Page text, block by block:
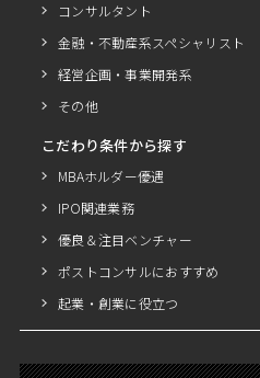
コンサルタント
金融・不動産系スペシャリスト
経営企画・事業開発系
その他
こだわり条件から探す
MBAホルダー優遇
IPO関連業務
優良＆注目ベンチャー
ポストコンサルにおすすめ
起業・創業に役立つ